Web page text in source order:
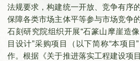
法规要求，构建统一开放、竞争有序
保障各类市场主体平等参与市场竞争
石刻研究院组织开展“石篆山摩崖造
目设计”采购项目（以下简称“本项目
作。根据《关于推进落实工程建设项